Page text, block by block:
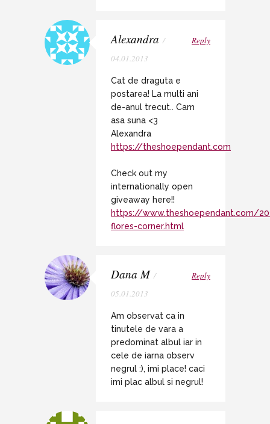
Alexandra /
04.01.2013
Reply
Cat de draguta e
postarea! La multi ani
de-anul trecut.. Cam
asa suna <3
Alexandra
https://theshoependant.com
Check out my
internationally open
giveaway here!!
https://www.theshoependant.com/
flores-corner.html
Dana M /
05.01.2013
Reply
Am observat ca in
tinutele de vara a
predominat albul iar in
cele de iarna observ
negrul :), imi place! caci
imi plac albul si negrul!